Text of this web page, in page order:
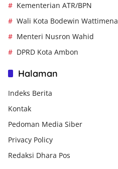
Kementerian ATR/BPN
Wali Kota Bodewin Wattimena
Menteri Nusron Wahid
DPRD Kota Ambon
Halaman
Indeks Berita
Kontak
Pedoman Media Siber
Privacy Policy
Redaksi Dhara Pos